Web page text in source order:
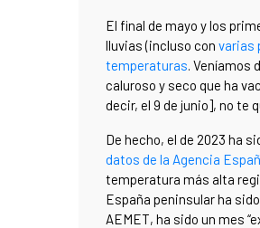
El final de mayo y los
lluvias (incluso con varias
temperaturas. Veníamos
caluroso y seco que ha
decir, el 9 de junio], no te
De hecho, el de 2023 ha
datos de la Agencia
temperatura más alta
España peninsular ha
AEMET, ha sido un mes